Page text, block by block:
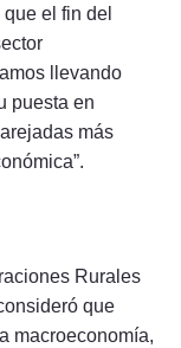
el fin del
llevando
puesta en
más
Rurales
que
macroeconomía,